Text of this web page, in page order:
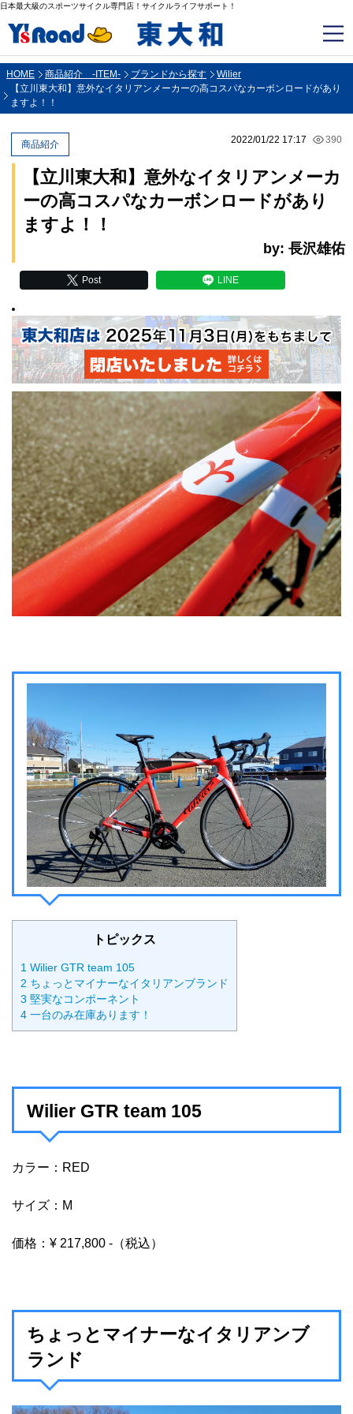
日本最大級のスポーツサイクル専門店！サイクルライフサポート！
HOME 商品紹介 -ITEM- ブランドから探す
Wilier
【立川東大和】意外なイタリアンメーカーの高コスパなカーボンロードがあり
ますよ！！
2022/01/22 17:17 390
商品紹介
【立川東大和】意外なイタリアンメーカ
ーの高コスパなカーボンロードがあり
ますよ！！
by: 長沢雄佑
Post LINE
トピックス
1 Wilier GTR team 105
2 ちょっとマイナーなイタリアンブランド
3 堅実なコンポーネント
4 一台のみ在庫あります！
Wilier GTR team 105
カラー：RED
サイズ：M
価格：¥ 217,800 -（税込）
ちょっとマイナーなイタリアンブ
ランド